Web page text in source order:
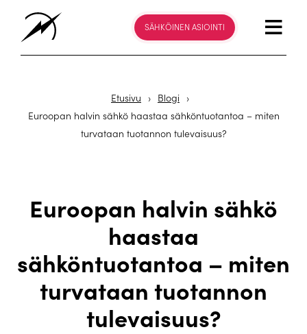
SÄHKÖINEN ASIOINTI
Etusivu › Blogi ›
Euroopan halvin sähkö haastaa sähköntuotantoa – miten
turvataan tuotannon tulevaisuus?
Euroopan halvin sähkö
haastaa
sähköntuotantoa – miten
turvataan tuotannon
tulevaisuus?